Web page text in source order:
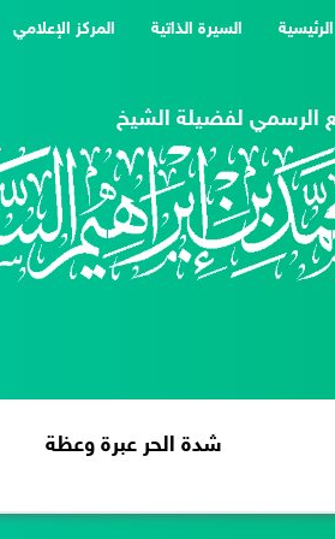
الرئيسية
(current) السيرة الذاتية المركز الإعلامي
الرسمي لفضيلة الشيخ
شدة الحر عبرة وعظة